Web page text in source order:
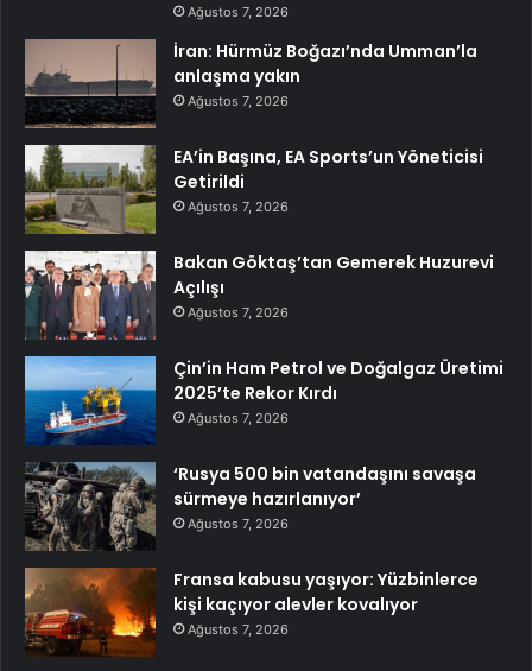
Ağustos 7, 2026
İran: Hürmüz Boğazı’nda Umman’la
anlaşma yakın
Ağustos 7, 2026
EA’in Başına, EA Sports’un Yöneticisi
Getirildi
Ağustos 7, 2026
Bakan Göktaş’tan Gemerek Huzurevi
Açılışı
Ağustos 7, 2026
Çin’in Ham Petrol ve Doğalgaz Üretimi
2025’te Rekor Kırdı
Ağustos 7, 2026
‘Rusya 500 bin vatandaşını savaşa
sürmeye hazırlanıyor’
Ağustos 7, 2026
Fransa kabusu yaşıyor: Yüzbinlerce
kişi kaçıyor alevler kovalıyor
Ağustos 7, 2026